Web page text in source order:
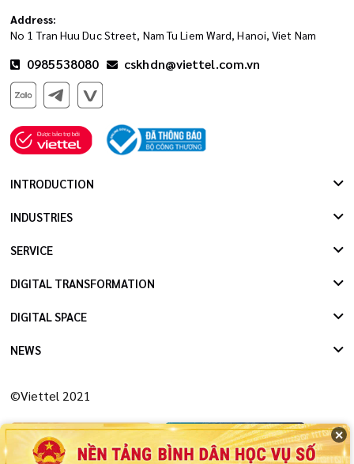
✕
Address:
No 1 Tran Huu Duc Street, Nam Tu Liem Ward, Hanoi, Viet Nam
0985538080 cskhdn@viettel.com.vn
INTRODUCTION
INDUSTRIES
SERVICE
DIGITAL TRANSFORMATION
DIGITAL SPACE
NEWS
©Viettel 2021